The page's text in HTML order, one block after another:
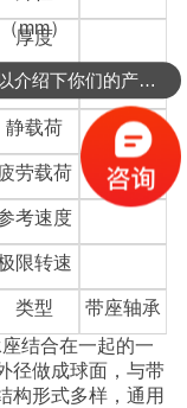
（mm）
厚度
（mm）
态载荷
静载荷
劳载荷
考速度
限转速
类型
带座轴承
结合在一起的一
径做成球面，与带
构形式多样，通用
可以介绍下你们的产品么